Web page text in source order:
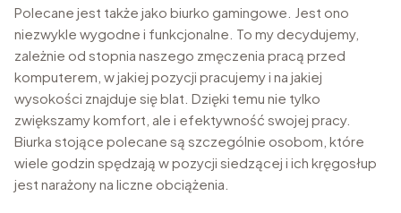
Polecane jest także jako biurko gamingowe. Jest ono
niezwykle wygodne i funkcjonalne. To my decydujemy,
zależnie od stopnia naszego zmęczenia pracą przed
komputerem, w jakiej pozycji pracujemy i na jakiej
wysokości znajduje się blat. Dzięki temu nie tylko
zwiększamy komfort, ale i efektywność swojej pracy.
Biurka stojące polecane są szczególnie osobom, które
wiele godzin spędzają w pozycji siedzącej i ich kręgosłup
jest narażony na liczne obciążenia.